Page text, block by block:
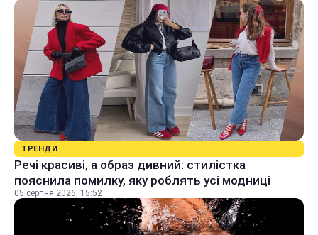
ТРЕНДИ
Речі красиві, а образ дивний: стилістка
пояснила помилку, яку роблять усі модниці
05 серпня 2026, 15:52